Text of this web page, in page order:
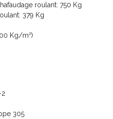
roulant: 750 Kg
379 Kg
Kg/m²)
305